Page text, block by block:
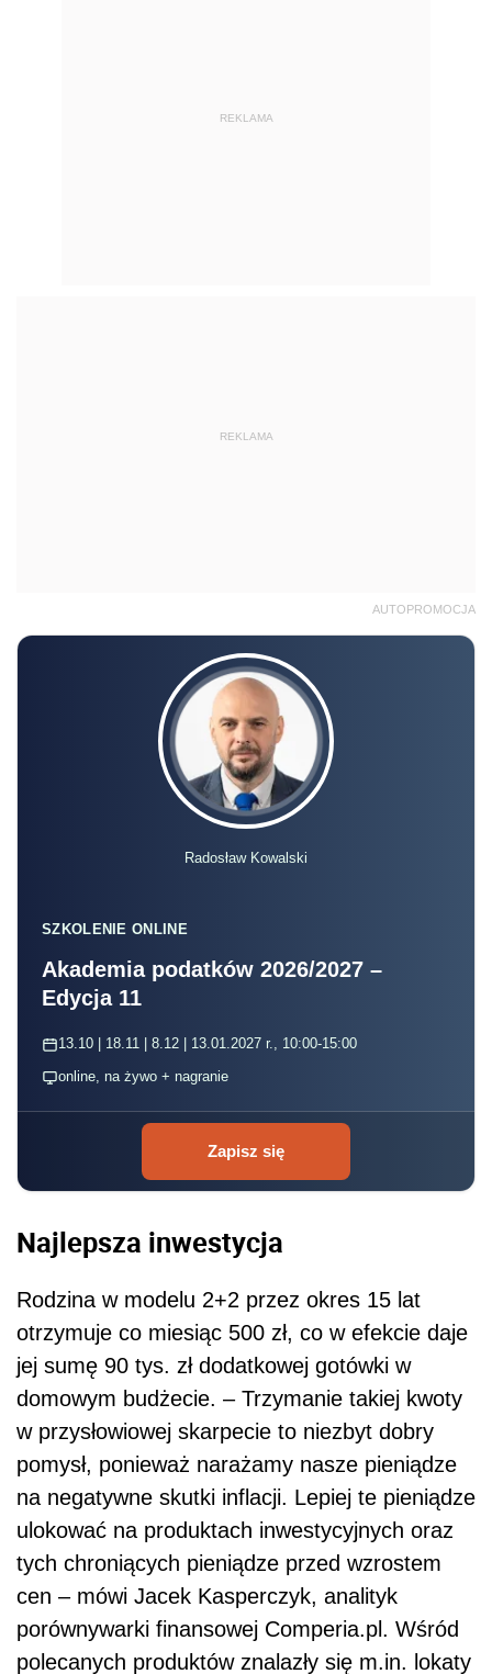
REKLAMA
REKLAMA
AUTOPROMOCJA
Radosław Kowalski
SZKOLENIE ONLINE
Akademia podatków 2026/2027 –
Edycja 11
13.10 | 18.11 | 8.12 | 13.01.2027 r., 10:00-15:00
online, na żywo + nagranie
Zapisz się
Najlepsza inwestycja
Rodzina w modelu 2+2 przez okres 15 lat
otrzymuje co miesiąc 500 zł, co w efekcie daje
jej sumę 90 tys. zł dodatkowej gotówki w
domowym budżecie. – Trzymanie takiej kwoty
w przysłowiowej skarpecie to niezbyt dobry
pomysł, ponieważ narażamy nasze pieniądze
na negatywne skutki inflacji. Lepiej te pieniądze
ulokować na produktach inwestycyjnych oraz
tych chroniących pieniądze przed wzrostem
cen – mówi Jacek Kasperczyk, analityk
porównywarki finansowej Comperia.pl. Wśród
polecanych produktów znalazły się m.in. lokaty